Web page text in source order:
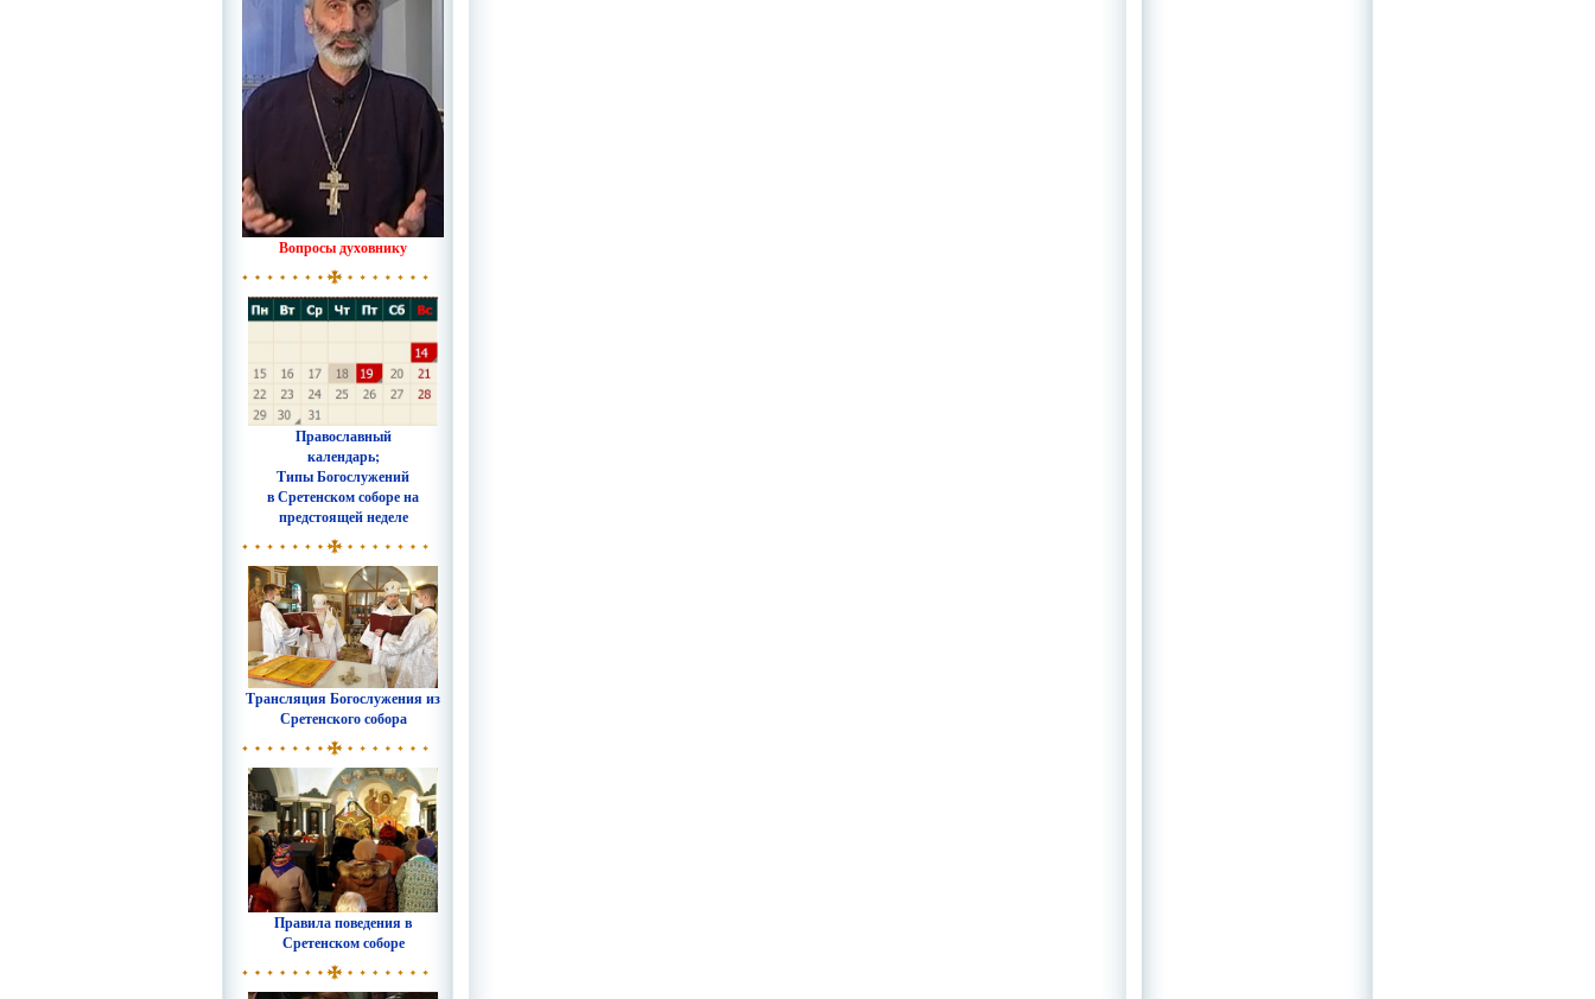
Вопросы духовнику
Православный
календарь;
Типы Богослужений
в Сретенском соборе на
предстоящей неделе
Трансляция Богослужения из
Сретенского собора
Правила поведения в
Сретенском соборе